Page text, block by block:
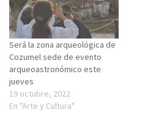
Será la zona arqueológica de
Cozumel sede de evento
arqueoastronómico este
jueves
19 octubre, 2022
En "Arte y Cultura"